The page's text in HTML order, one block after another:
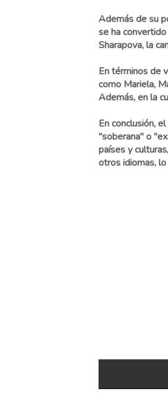
Además de su
se ha
Sharapova, la
En términos de
como Mariela,
Además, en la
En conclusión,
"soberana" o
países y
otros idiomas,